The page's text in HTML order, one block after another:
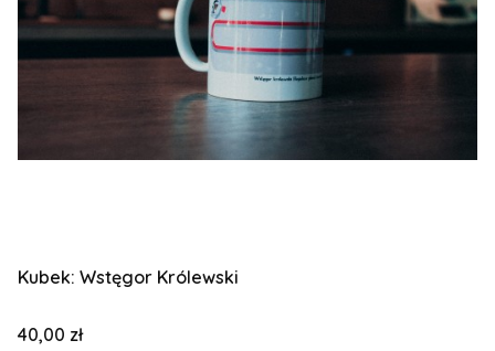
Kubek: Wstęgor Królewski
Cena
40,00 zł